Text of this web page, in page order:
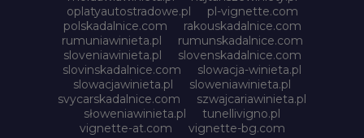
oplatyautostradowe.pl
pl-vignette.com
polskadalnice.com
rakouskadalnice.com
rumuniawinieta.pl
rumunskadalnice.com
sloveniawinieta.pl
slovenskadalnice.com
slovinskadalnice.com
slowacja-winieta.pl
slowacjawinieta.pl
sloweniawinieta.pl
svycarskadalnice.com
szwajcariawinieta.pl
słoweniawinieta.pl
tunellivigno.pl
vignette-at.com
vignette-bg.com